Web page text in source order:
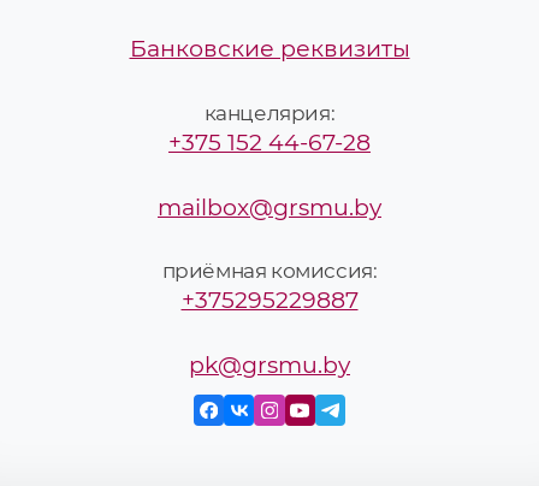
Банковские реквизиты
канцелярия:
+375 152 44-67-28
mailbox@grsmu.by
приёмная комиссия:
+375295229887
pk@grsmu.by